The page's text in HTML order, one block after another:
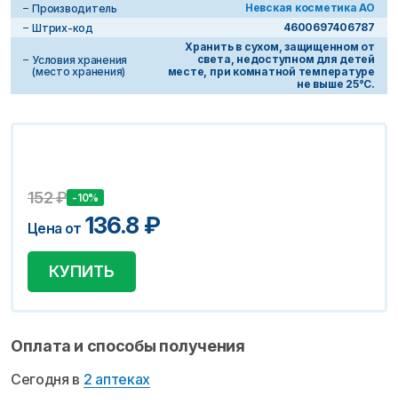
Производитель
Невская косметика АО
Штрих-код
4600697406787
Условия хранения
(место хранения)
Хранить в сухом, защищенном от
света, недоступном для детей
месте, при комнатной температуре
не выше 25°С.
152₽ -10%
Цена от 136.8 ₽
КУПИТЬ
Оплата и способы получения
Сегодня в 2 аптеках